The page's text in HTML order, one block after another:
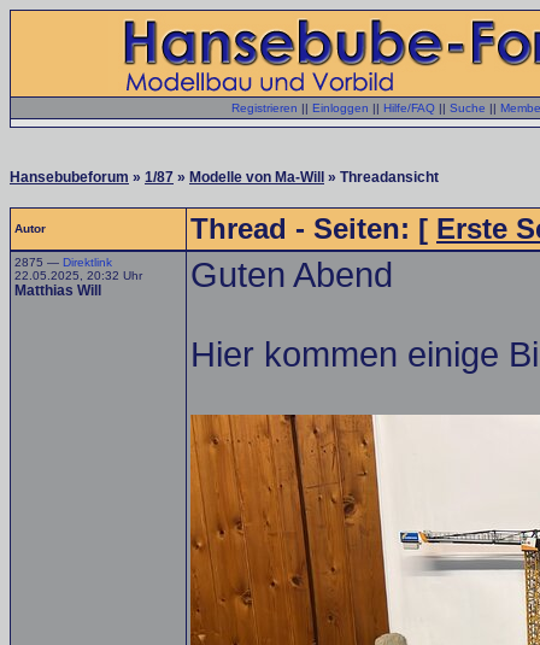
Registrieren || Einloggen || Hilfe/FAQ || Suche ||
Hansebubeforum » 1/87 » Modelle von Ma-Will » Threadansicht
Autor Thread - Seiten: [ Erste
2875 — Direktlink
22.05.2025, 20:32 Uhr
Matthias Will Guten Abend
Hier kommen einige